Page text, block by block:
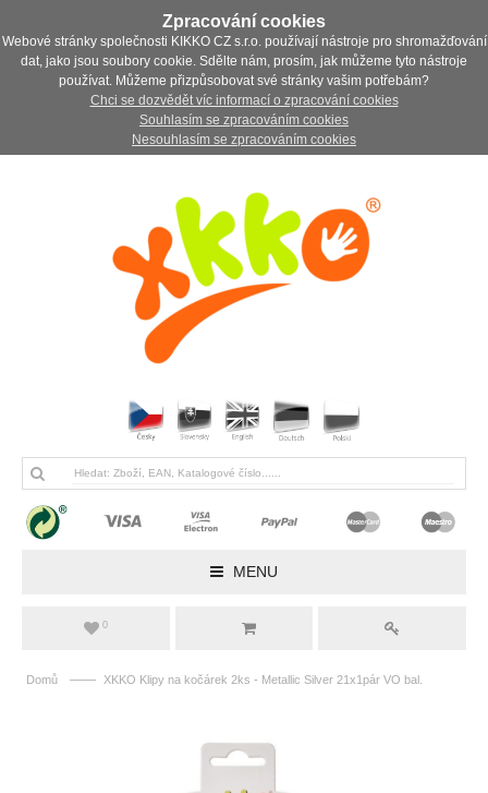
Zpracování cookies
Webové stránky společnosti KIKKO CZ s.r.o. používají nástroje pro shromažďování
dat, jako jsou soubory cookie. Sdělte nám, prosím, jak můžeme tyto nástroje
používat. Můžeme přizpůsobovat své stránky vašim potřebám?
Chci se dozvědět víc informací o zpracování cookies
Souhlasím se zpracováním cookies
Nesouhlasím se zpracováním cookies
MENU
0
Domů —— XKKO Klipy na kočárek 2ks - Metallic Silver 21x1pár VO bal.